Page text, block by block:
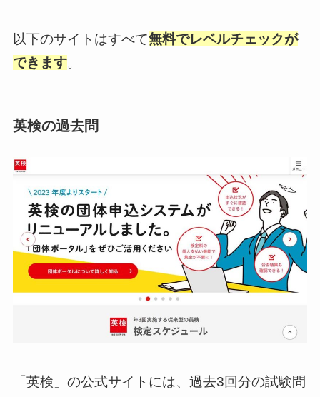
以下のサイトはすべて無料でレベルチェックが
できます。
英検の過去問
「英検」の公式サイトには、過去3回分の試験問